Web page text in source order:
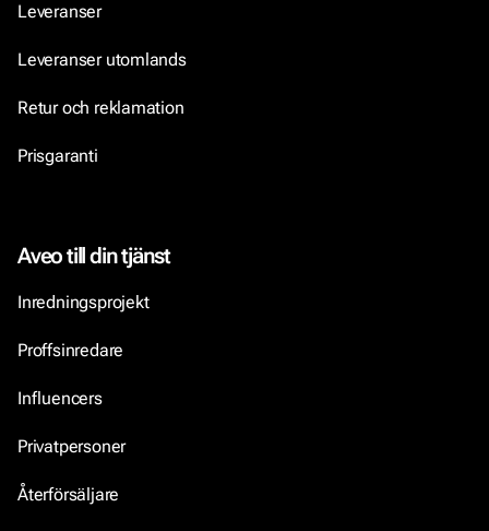
Leveranser
Leveranser utomlands
Retur och reklamation
Prisgaranti
Aveo till din tjänst
Inredningsprojekt
Proffsinredare
Influencers
Privatpersoner
Återförsäljare